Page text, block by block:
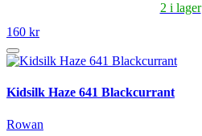
2 i lager
160 kr
Kidsilk Haze 641 Blackcurrant
Rowan